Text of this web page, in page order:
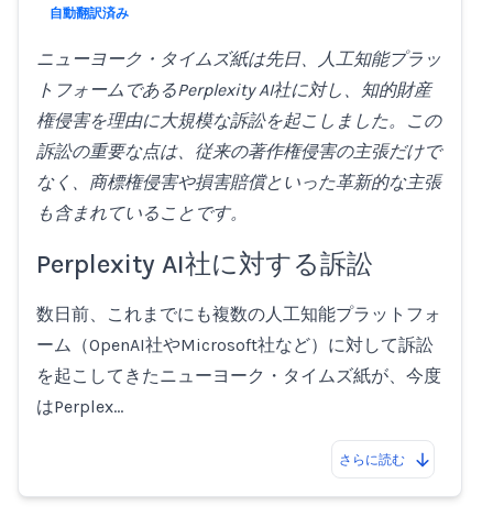
Loading...
自動翻訳済み
ニューヨーク・タイムズ紙は先日、人工知能プラッ
トフォームであるPerplexity AI社に対し、知的財産
権侵害を理由に大規模な訴訟を起こしました。この
訴訟の重要な点は、従来の著作権侵害の主張だけで
なく、商標権侵害や損害賠償といった革新的な主張
も含まれていることです。
Perplexity AI社に対する訴訟
数日前、これまでにも複数の人工知能プラットフォ
ーム（OpenAI社やMicrosoft社など）に対して訴訟
を起こしてきたニューヨーク・タイムズ紙が、今度
はPerplex…
さらに読む